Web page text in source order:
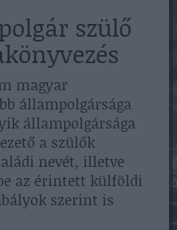
szülő
magyar
állampolgársága
állampolgársága
a szülők
nevét, illetve
az érintett külföldi
szerint is